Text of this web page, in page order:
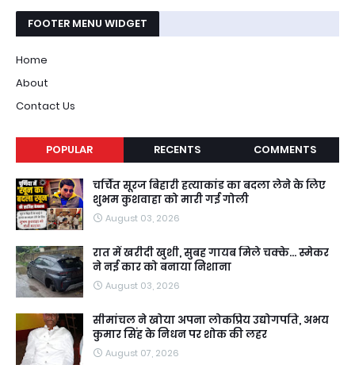
FOOTER MENU WIDGET
Home
About
Contact Us
POPULAR RECENTS COMMENTS
चर्चित सूरज बिहारी हत्याकांड का बदला लेने के लिए
शुभम कुशवाहा को मारी गई गोली
August 03, 2026
रात में खरीदी खुशी, सुबह गायब मिले चक्के... स्मेकर
ने नई कार को बनाया निशाना
August 03, 2026
सीमांचल ने खोया अपना लोकप्रिय उद्योगपति, अभय
कुमार सिंह के निधन पर शोक की लहर
August 07, 2026